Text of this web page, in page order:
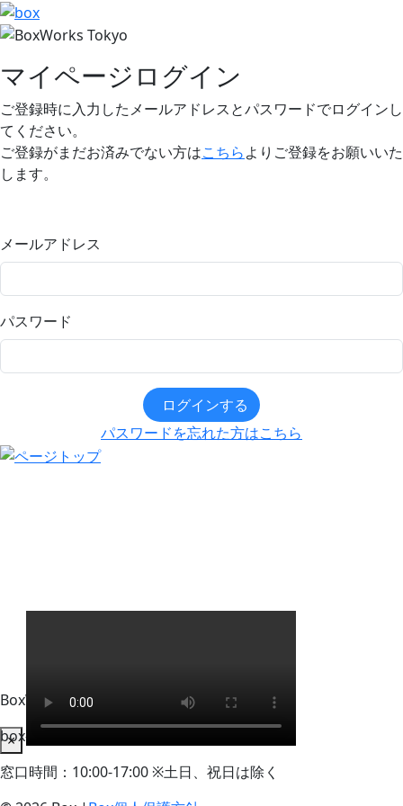
マイページログイン
ご登録時に入力したメールアドレスとパスワードでログインし
てください。
ご登録がまだお済みでない方はこちらよりご登録をお願いいた
します。
メールアドレス
パスワード
ログインする
パスワードを忘れた方はこちら
BoxWorks Tokyo + Osaka 来場者事務局
box-info_registration@event-admin.jp
窓口時間：10:00-17:00 ※土日、祝日は除く
×